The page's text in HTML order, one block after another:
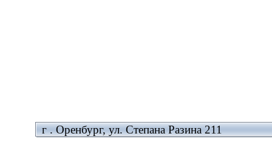
г . Оренбург, ул. Степана Разина 211